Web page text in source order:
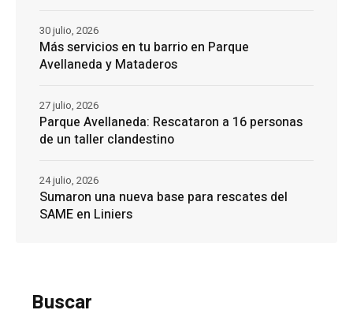
Más servicios en tu barrio en Parque
Avellaneda y Mataderos
30 julio, 2026
Parque Avellaneda: Rescataron a 16 personas
de un taller clandestino
27 julio, 2026
Sumaron una nueva base para rescates del
SAME en Liniers
24 julio, 2026
Buscar